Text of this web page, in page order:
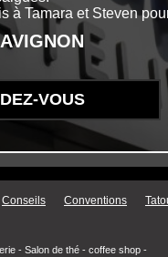
à Tamara et Steven
VOUS
Conseils Conventions
- Salon de thé - coffee shop -